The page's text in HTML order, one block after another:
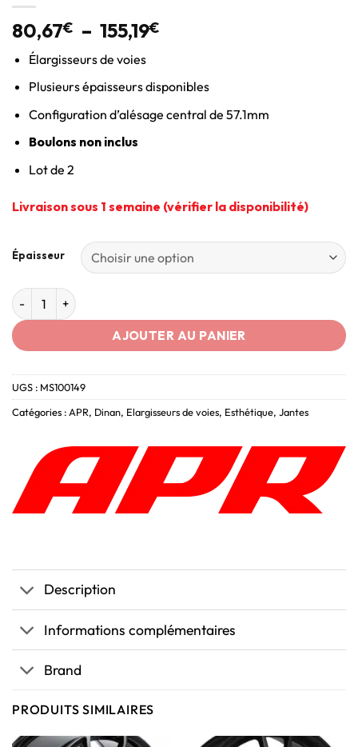
80,67€ – 155,19€
Élargisseurs de voies
Plusieurs épaisseurs disponibles
Configuration d’alésage central de 57.1mm
Boulons non inclus
Lot de 2
Livraison sous 1 semaine (vérifier la disponibilité)
Épaisseur
AJOUTER AU PANIER
UGS : MS100149
Catégories : APR, Dinan, Elargisseurs de voies, Esthétique, Jantes
Description
Informations complémentaires
Brand
PRODUITS SIMILAIRES